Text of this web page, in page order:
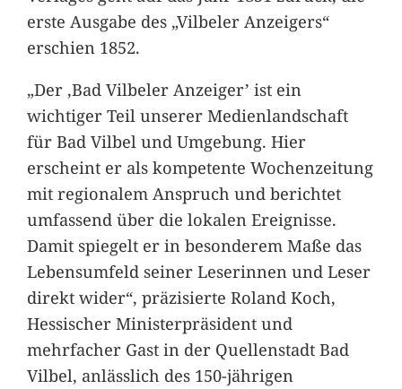
erste Ausgabe des „Vilbeler Anzeigers“
erschien 1852.
„Der ,Bad Vilbeler Anzeiger’ ist ein
wichtiger Teil unserer Medienlandschaft
für Bad Vilbel und Umgebung. Hier
erscheint er als kompetente Wochenzeitung
mit regionalem Anspruch und berichtet
umfassend über die lokalen Ereignisse.
Damit spiegelt er in besonderem Maße das
Lebensumfeld seiner Leserinnen und Leser
direkt wider“, präzisierte Roland Koch,
Hessischer Ministerpräsident und
mehrfacher Gast in der Quellenstadt Bad
Vilbel, anlässlich des 150-jährigen